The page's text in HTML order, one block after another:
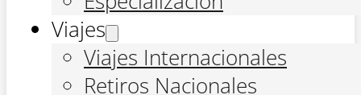
Viajes
Viajes Internacionales
Retiros Nacionales